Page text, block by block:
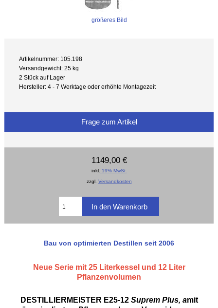
größeres Bild
Artikelnummer: 105.198
Versandgewicht: 25 kg
2 Stück auf Lager
Hersteller: 4 - 7 Werktage oder erhöhte Montagezeit
Frage zum Artikel
1149,00 €
inkl. 19% MwSt.
zzgl. Versandkosten
Bau von optimierten Destillen seit 2006
Neue Serie mit 25 Literkessel und 12 Liter
Pflanzenvolumen
DESTILLIERMEISTER E25-12 Suprem Plus, amit